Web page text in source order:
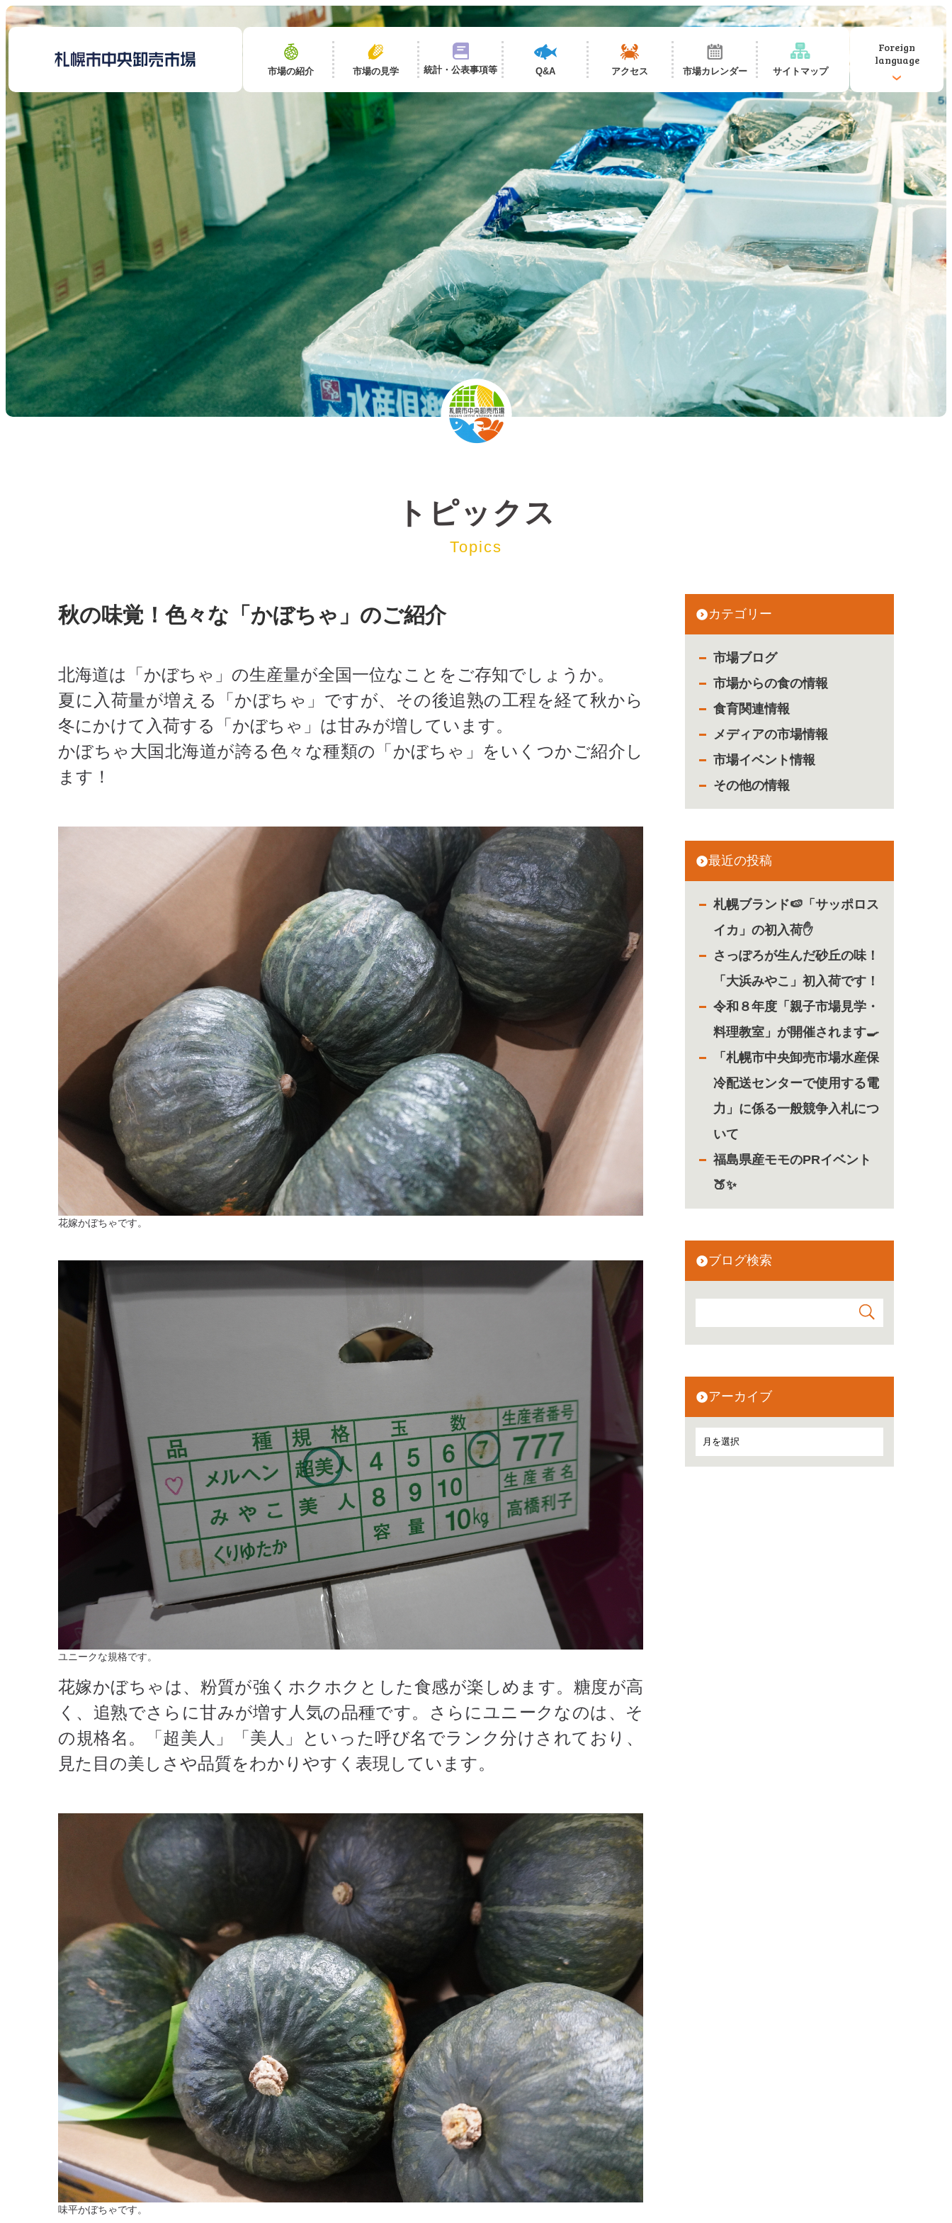
市場の紹介 市場の見学 統計・公表事項等 Q&A アクセス 市場カレンダー サイトマップ
Foreign
language
トピックス
Topics
カテゴリー
市場ブログ
市場からの食の情報
食育関連情報
メディアの市場情報
市場イベント情報
その他の情報
最近の投稿
札幌ブランド🍉「サッポロス
イカ」の初入荷✋
さっぽろが生んだ砂丘の味！
「大浜みやこ」初入荷です！
令和８年度「親子市場見学・
料理教室」が開催されます🍳
「札幌市中央卸売市場水産保
冷配送センターで使用する電
力」に係る一般競争入札につ
いて
福島県産モモのPRイベント
🍑✨
ブログ検索
アーカイブ
秋の味覚！色々な「かぼちゃ」のご紹介
北海道は「かぼちゃ」の生産量が全国一位なことをご存知でしょうか。
夏に入荷量が増える「かぼちゃ」ですが、その後追熟の工程を経て秋から
冬にかけて入荷する「かぼちゃ」は甘みが増しています。
かぼちゃ大国北海道が誇る色々な種類の「かぼちゃ」をいくつかご紹介し
ます！
花嫁かぼちゃです。
ユニークな規格です。
花嫁かぼちゃは、粉質が強くホクホクとした食感が楽しめます。糖度が高
く、追熟でさらに甘みが増す人気の品種です。さらにユニークなのは、そ
の規格名。「超美人」「美人」といった呼び名でランク分けされており、
見た目の美しさや品質をわかりやすく表現しています。
味平かぼちゃです。